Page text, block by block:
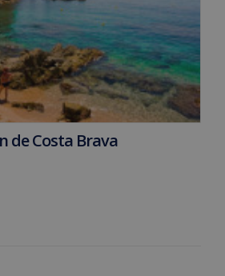
de Costa Brava